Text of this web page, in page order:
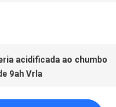
acidificada ao chumbo
9ah Vrla